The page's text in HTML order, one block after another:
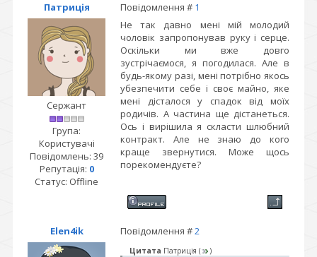
Патриція
Повідомлення # 1
Сержант
Група:
Користувачі
Повідомлень: 39
Репутація: 0
Статус: Offline
Не так давно мені мій молодий
чоловік запропонував руку і серце.
Оскільки ми вже довго
зустрічаємося, я погодилася. Але в
будь-якому разі, мені потрібно якось
убезпечити себе і своє майно, яке
мені дісталося у спадок від моїх
родичів. А частина ще дістанеться.
Ось і вирішила я скласти шлюбний
контракт. Але не знаю до кого
краще звернутися. Може щось
порекомендуєте?
Elen4ik Повідомлення #2
Цитата Патриція ( )